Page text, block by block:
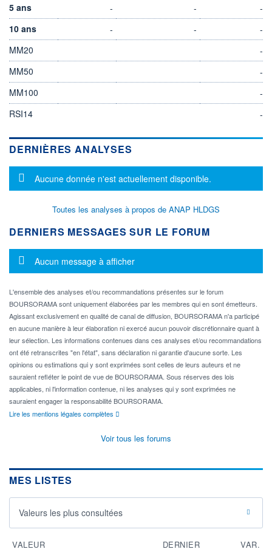
5 ans
- -
-
10 ans
- -
-
MM20
-
MM50
-
MM100
-
RSI14
-
DERNIÈRES ANALYSES
Message d'information
Aucune donnée n'est actuellement disponible.
Toutes les analyses à propos de ANAP HLDGS
DERNIERS MESSAGES SUR LE FORUM
Message d'information
Aucun message à afficher
L'ensemble des analyses et/ou recommandations présentes sur le forum
BOURSORAMA sont uniquement élaborées par les membres qui en sont émetteurs.
Agissant exclusivement en qualité de canal de diffusion, BOURSORAMA n'a participé
en aucune manière à leur élaboration ni exercé aucun pouvoir discrétionnaire quant à
leur sélection. Les informations contenues dans ces analyses et/ou recommandations
ont été retranscrites "en l'état", sans déclaration ni garantie d'aucune sorte. Les
opinions ou estimations qui y sont exprimées sont celles de leurs auteurs et ne
sauraient refléter le point de vue de BOURSORAMA. Sous réserves des lois
applicables, ni l'information contenue, ni les analyses qui y sont exprimées ne
sauraient engager la responsabilité BOURSORAMA.
Lire les mentions légales complètes
Voir tous les forums
MES LISTES
Valeurs les plus consultées
VALEUR DERNIER VAR.